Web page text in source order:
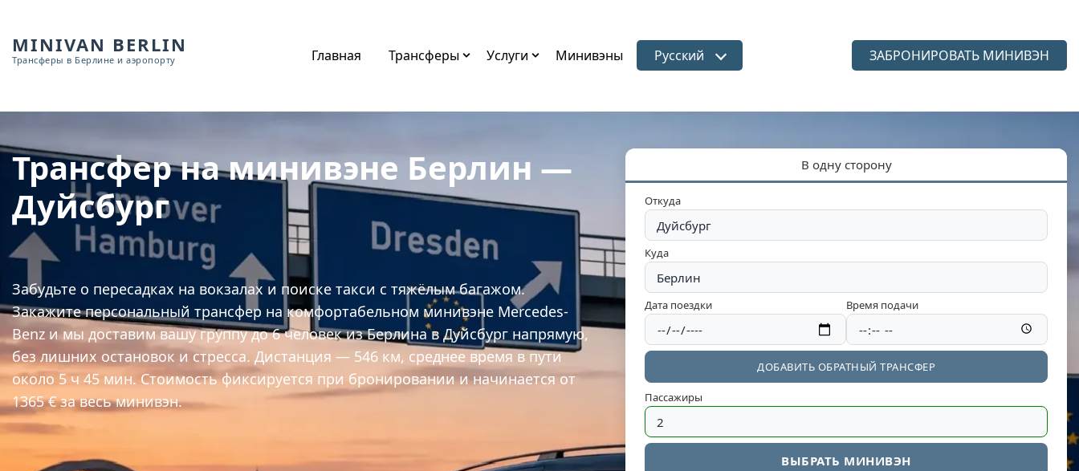
MINIVAN BERLIN
Трансферы в Берлине и аэропорту Главная Трансферы Услуги Минивэны Выбрать язык
Русский ЗАБРОНИРОВАТЬ МИНИВЭН
Трансфер на минивэне Берлин —
Дуйсбург
Забудьте о пересадках на вокзалах и поиске такси с тяжёлым багажом.
Закажите персональный трансфер на комфортабельном минивэне Mercedes-
Benz и мы доставим вашу группу до 6 человек из Берлина в Дуйсбург напрямую,
без лишних остановок и стресса. Дистанция — 546 км, среднее время в пути
около 5 ч 45 мин. Стоимость фиксируется при бронировании и начинается от
1365 € за весь минивэн.
В одну сторону
Откуда
Куда
Дата поездки Время подачи
ДОБАВИТЬ ОБРАТНЫЙ ТРАНСФЕР
Пассажиры
ВЫБРАТЬ МИНИВЭН